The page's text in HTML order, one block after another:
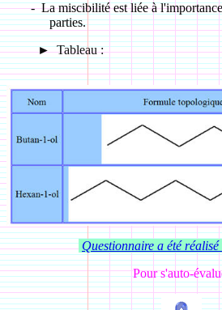
- La miscibilité est liée à
parties.
► Tableau :
Questionnaire a été réalisé
Pour s'auto-